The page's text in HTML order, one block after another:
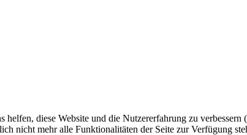
diese Website und die Nutzererfahrung zu
nicht mehr alle Funktionalitäten der Seite zur Verfügung